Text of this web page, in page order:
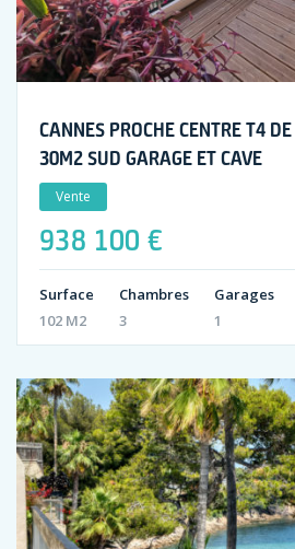
CANNES PROCHE CENTRE T4
30M2 SUD GARAGE ET CAVE
Vente
938 100 €
Surface
102 M2
Chambres
3
Garages
1